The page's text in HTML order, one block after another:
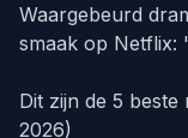
Waargebeurd
smaak op Netflix:
Dit zijn de 5
2026)